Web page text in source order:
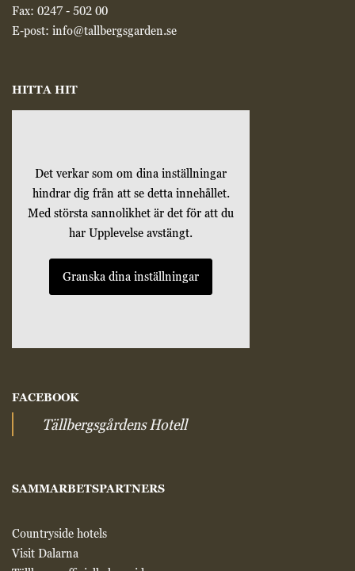
Fax: 0247 - 502 00
E-post: info@tallbergsgarden.se
HITTA HIT
Det verkar som om dina inställningar
hindrar dig från att se detta innehållet.
Med största sannolikhet är det för att du
har Upplevelse avstängt.
Granska dina inställningar
FACEBOOK
Tällbergsgårdens Hotell
SAMMARBETSPARTNERS
Countryside hotels
Visit Dalarna